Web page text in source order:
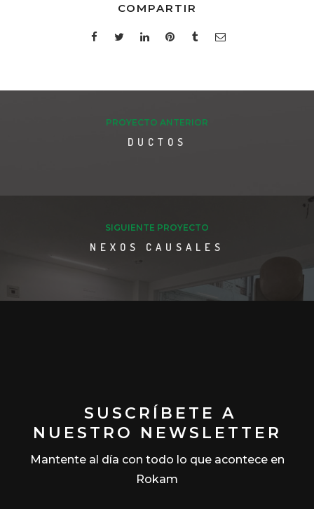
COMPARTIR
PROYECTO ANTERIOR
DUCTOS
SIGUIENTE PROYECTO
NEXOS CAUSALES
SUSCRÍBETE A
NUESTRO NEWSLETTER
Mantente al día con todo lo que acontece en
Rokam